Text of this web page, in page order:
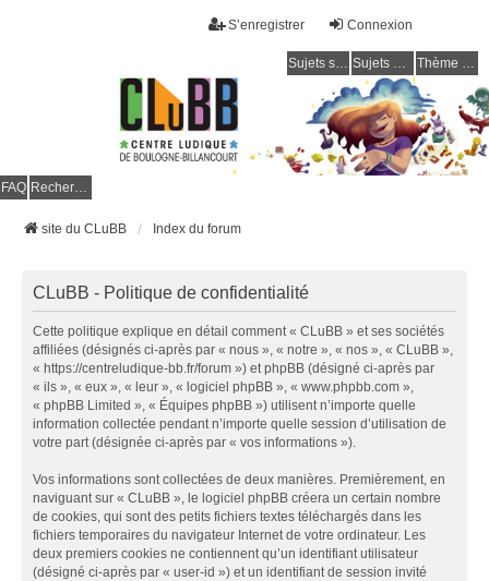
Connexion
S’enregistrer
Sujets sans réponse Sujets actifs Thème clair / foncé
FAQ Rechercher
site du CLuBB Index du forum
CLuBB - Politique de confidentialité
Cette politique explique en détail comment « CLuBB » et ses sociétés
affiliées (désignés ci-après par « nous », « notre », « nos », « CLuBB »,
« https://centreludique-bb.fr/forum ») et phpBB (désigné ci-après par
« ils », « eux », « leur », « logiciel phpBB », « www.phpbb.com »,
« phpBB Limited », « Équipes phpBB ») utilisent n’importe quelle
information collectée pendant n’importe quelle session d’utilisation de
votre part (désignée ci-après par « vos informations »).
Vos informations sont collectées de deux manières. Premièrement, en
naviguant sur « CLuBB », le logiciel phpBB créera un certain nombre
de cookies, qui sont des petits fichiers textes téléchargés dans les
fichiers temporaires du navigateur Internet de votre ordinateur. Les
deux premiers cookies ne contiennent qu’un identifiant utilisateur
(désigné ci-après par « user-id ») et un identifiant de session invité